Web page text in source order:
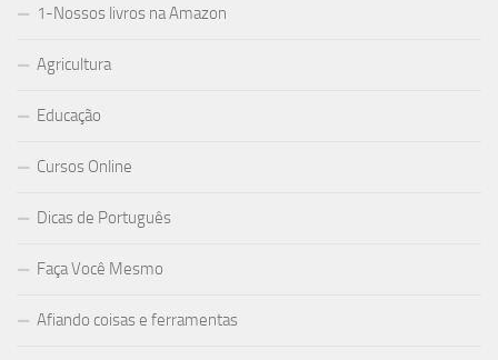
1-Nossos livros na Amazon
Agricultura
Educação
Cursos Online
Dicas de Português
Faça Você Mesmo
Afiando coisas e ferramentas